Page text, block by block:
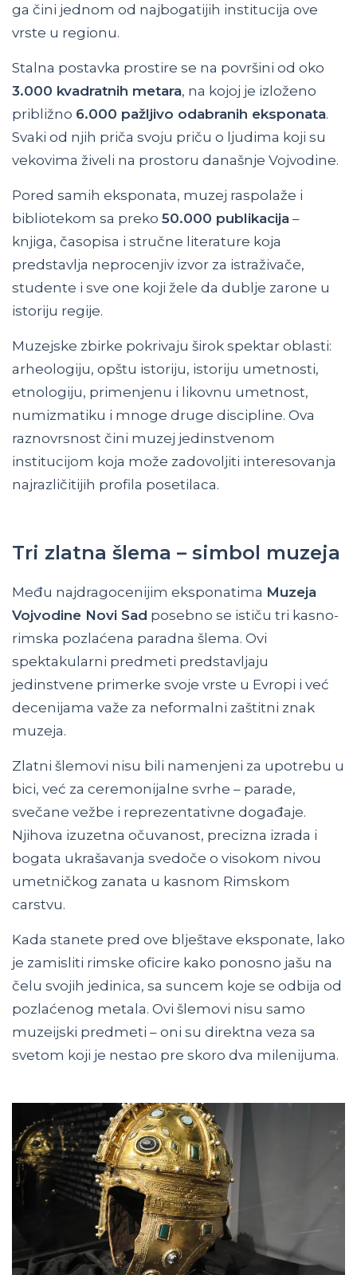
ga čini jednom od najbogatijih institucija ove
vrste u regionu.
Stalna postavka prostire se na površini od oko
3.000 kvadratnih metara, na kojoj je izloženo
približno 6.000 pažljivo odabranih eksponata.
Svaki od njih priča svoju priču o ljudima koji su
vekovima živeli na prostoru današnje Vojvodine.
Pored samih eksponata, muzej raspolaže i
bibliotekom sa preko 50.000 publikacija –
knjiga, časopisa i stručne literature koja
predstavlja neprocenjiv izvor za istraživače,
studente i sve one koji žele da dublje zarone u
istoriju regije.
Muzejske zbirke pokrivaju širok spektar oblasti:
arheologiju, opštu istoriju, istoriju umetnosti,
etnologiju, primenjenu i likovnu umetnost,
numizmatiku i mnoge druge discipline. Ova
raznovrsnost čini muzej jedinstvenom
institucijom koja može zadovoljiti interesovanja
najrazličitijih profila posetilaca.
Tri zlatna šlema – simbol muzeja
Među najdragocenijim eksponatima Muzeja
Vojvodine Novi Sad posebno se ističu tri kasno-
rimska pozlaćena paradna šlema. Ovi
spektakularni predmeti predstavljaju
jedinstvene primerke svoje vrste u Evropi i već
decenijama važe za neformalni zaštitni znak
muzeja.
Zlatni šlemovi nisu bili namenjeni za upotrebu u
bici, već za ceremonijalne svrhe – parade,
svečane vežbe i reprezentativne događaje.
Njihova izuzetna očuvanost, precizna izrada i
bogata ukrašavanja svedoče o visokom nivou
umetničkog zanata u kasnom Rimskom
carstvu.
Kada stanete pred ove blještave eksponate, lako
je zamisliti rimske oficire kako ponosno jašu na
čelu svojih jedinica, sa suncem koje se odbija od
pozlaćenog metala. Ovi šlemovi nisu samo
muzeijski predmeti – oni su direktna veza sa
svetom koji je nestao pre skoro dva milenijuma.